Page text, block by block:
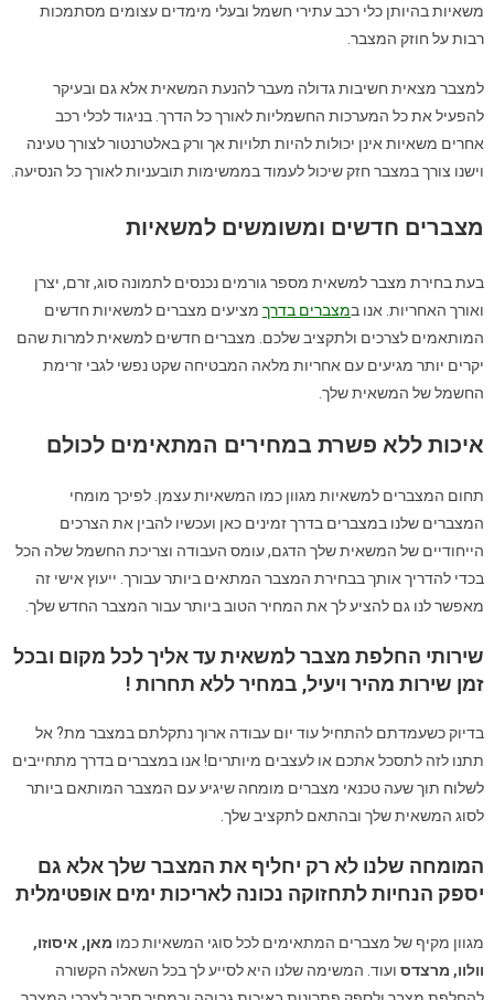
משאיות בהיותן כלי רכב עתירי חשמל ובעלי מימדים עצומים מסתמכות
רבות על חוזק המצבר.
למצבר מצאית חשיבות גדולה מעבר להנעת המשאית אלא גם ובעיקר
להפעיל את כל המערכות החשמליות לאורך כל הדרך. בניגוד לכלי רכב
אחרים משאיות אינן יכולות להיות תלויות אך ורק באלטרנטור לצורך טעינה
וישנו צורך במצבר חזק שיכול לעמוד בממשימות תובעניות לאורך כל הנסיעה.
מצברים חדשים ומשומשים למשאיות
בעת בחירת מצבר למשאית מספר גורמים נכנסים לתמונה סוג, זרם, יצרן
ואורך האחריות. אנו במצברים בדרך מציעים מצברים למשאיות חדשים
המותאמים לצרכים ולתקציב שלכם. מצברים חדשים למשאית למרות שהם
יקרים יותר מגיעים עם אחריות מלאה המבטיחה שקט נפשי לגבי זרימת
החשמל של המשאית שלך.
איכות ללא פשרת במחירים המתאימים לכולם
תחום המצברים למשאיות מגוון כמו המשאיות עצמן. לפיכך מומחי
המצברים שלנו במצברים בדרך זמינים כאן ועכשיו להבין את הצרכים
הייחודיים של המשאית שלך הדגם, עומס העבודה וצריכת החשמל שלה הכל
בכדי להדריך אותך בבחירת המצבר המתאים ביותר עבורך. ייעוץ אישי זה
מאפשר לנו גם להציע לך את המחיר הטוב ביותר עבור המצבר החדש שלך.
שירותי החלפת מצבר למשאית עד אליך לכל מקום ובכל
זמן שירות מהיר ויעיל, במחיר ללא תחרות !
בדיוק כשעמדתם להתחיל עוד יום עבודה ארוך נתקלתם במצבר מת? אל
תתנו לזה לתסכל אתכם או לעצבים מיותרים! אנו במצברים בדרך מתחייבים
לשלוח תוך שעה טכנאי מצברים מומחה שיגיע עם המצבר המותאם ביותר
לסוג המשאית שלך ובהתאם לתקציב שלך.
המומחה שלנו לא רק יחליף את המצבר שלך אלא גם
יספק הנחיות לתחזוקה נכונה לאריכות ימים אופטימלית
מגוון מקיף של מצברים המתאימים לכל סוגי המשאיותכמו מאן, איסוזו,
וולוו, מרצדס ועוד המשימה שלנו היא לסייע לך בכל השאלה הקשורה